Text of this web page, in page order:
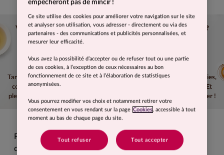
Vous avez envie de bien commencer vos journées ?
Avec des petits-déjeuners variés en semaine ?
Alors, cet ouvrage est fait pour vous ! Au fil des pages, découvrez :
Tartines, omelettes, bagels, pancakes, muffins, cakes, salades, smoothies,
compotes, granolas, mueslis, porridges, verrines sucrées ou salées... Et
plein de conseils pour bien manger dès le matin ! Vous allez vous régaler !
PETITS DÉJEUNERS & BRUNCHS
Fini les petits déjeuners trop sucrés qui donnent envie
de manger… encore du sucre ou les petits déjeuners
On vous le promet, ces cookies ne vous empêcheront pas de